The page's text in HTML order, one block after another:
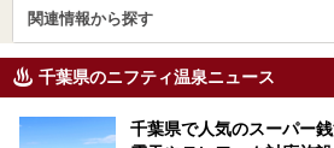
関連情報から探す
千葉県のニフティ温泉ニュース
千葉県で人気のスーパー